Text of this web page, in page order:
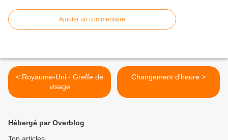
Ajouter un commentaire
< Royaume-Uni - Greffe de
visage
Changement d'heure >
Hébergé par Overblog